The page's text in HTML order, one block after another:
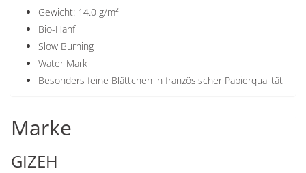
Gewicht: 14.0 g/m²
Bio-Hanf
Slow Burning
Water Mark
Besonders feine Blättchen in französischer Papierqualität
Marke
GIZEH